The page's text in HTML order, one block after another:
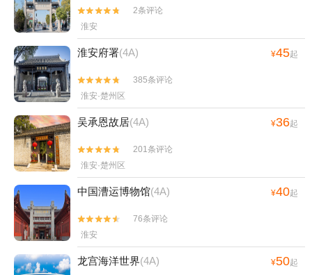


2条评论
淮安
淮安府署(4A) ¥45起


385条评论
淮安·楚州区
吴承恩故居(4A) ¥36起


201条评论
淮安·楚州区
中国漕运博物馆(4A) ¥40起


76条评论
淮安
龙宫海洋世界(4A) ¥50起